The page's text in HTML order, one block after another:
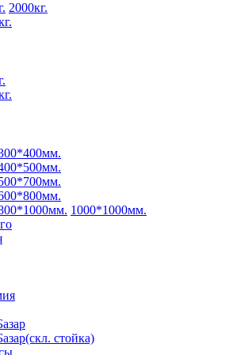
2000кг.
1000*1000мм.
стойка)